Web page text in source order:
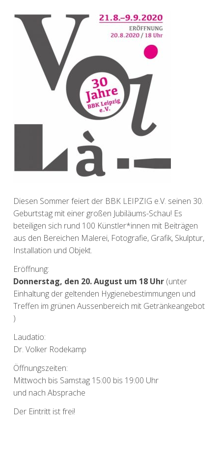
Diesen Sommer feiert der BBK LEIPZIG e.V. seinen 30.
Geburtstag mit einer großen Jubiläums-Schau! Es
beteiligen sich rund 100 Künstler*innen mit Beiträgen
aus den Bereichen Malerei, Fotografie, Grafik, Skulptur,
Installation und Objekt.
Eröffnung:
Donnerstag, den 20. August um 18 Uhr(unter
Einhaltung der geltenden Hygienebestimmungen und
Treffen im grünen Aussenbereich mit Getränkeangebot
)
Laudatio:
Dr. Volker Rodekamp
Öffnungszeiten:
Mittwoch bis Samstag 15:00 bis 19:00 Uhr
und nach Absprache
Der Eintritt ist frei!